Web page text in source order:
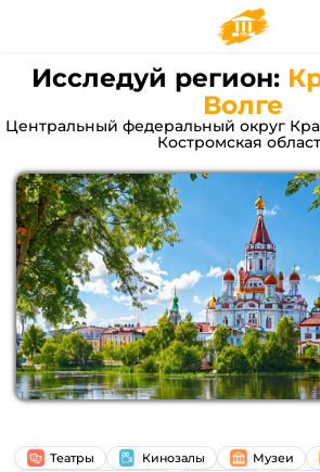
Исследуй регион:
Волге
Центральный федеральный округ
Костромская
Театры Кинозалы Музеи